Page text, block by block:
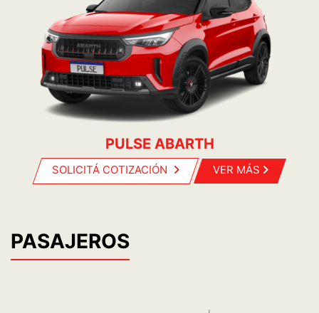
PULSE ABARTH
SOLICITÁ COTIZACIÓN VER MÁS
PASAJEROS